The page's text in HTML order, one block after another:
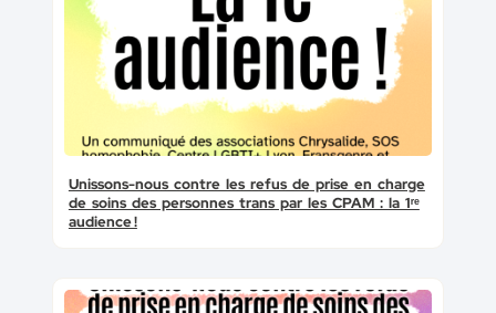
Unissons-nous contre les refus de prise en charge
de soins des personnes trans par les CPAM : la 1ʳᵉ
audience !